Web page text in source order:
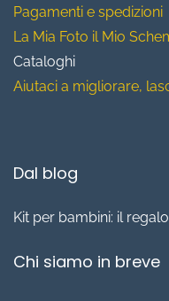
Pagamenti e spedizioni
La Mia Foto il Mio
Cataloghi
Aiutaci a migliorare,
Dal blog
Kit per bambini: il
Chi siamo in breve